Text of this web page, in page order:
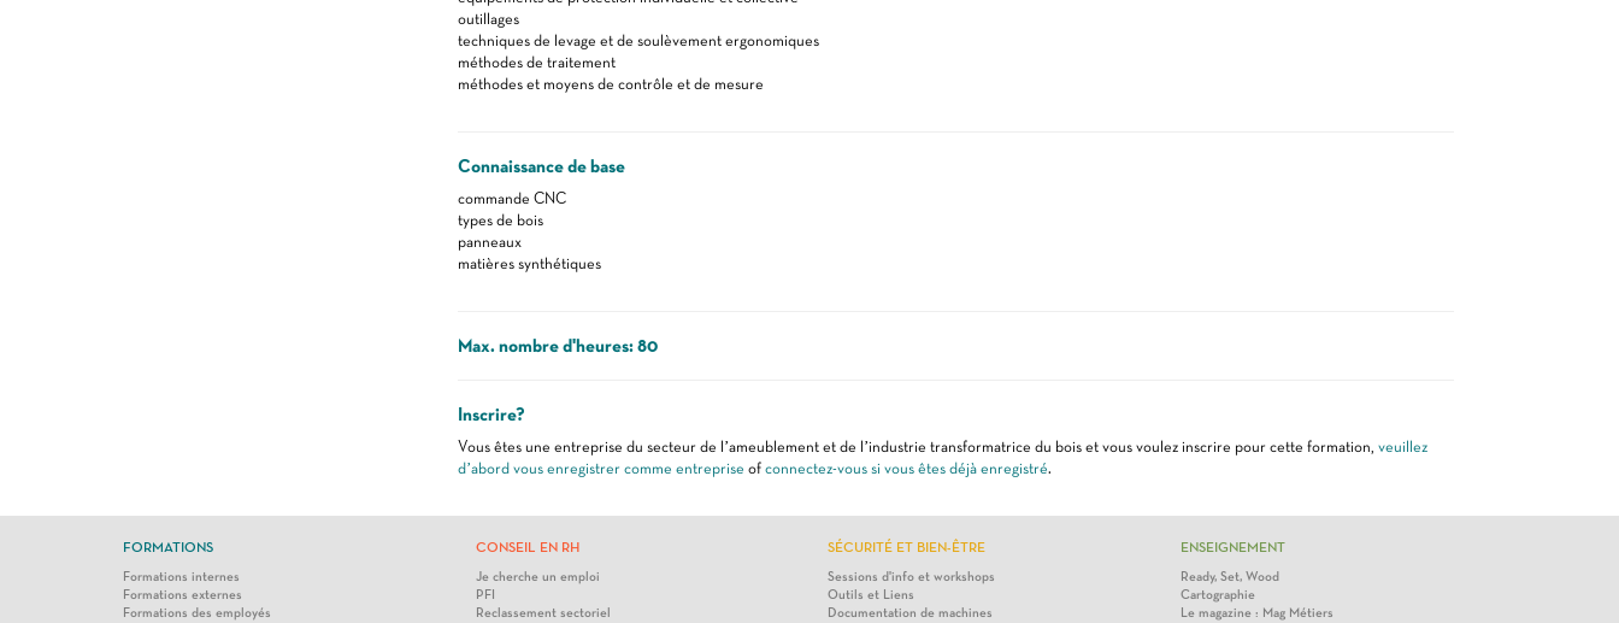
outillages
techniques de levage et de soulèvement ergonomiques
méthodes de traitement
méthodes et moyens de contrôle et de mesure
Connaissance de base
commande CNC
types de bois
panneaux
matières synthétiques
Max. nombre d'heures: 80
Inscrire?
Vous êtes une entreprise du secteur de l’ameublement et de l’industrie transformatrice du bois et vous voulez inscrire pour cette formation, veuillez
d’abord vous enregistrer comme entreprise of connectez-vous si vous êtes déjà enregistré.
FORMATIONS
Formations internes
Formations externes
Formations des employés
CONSEIL EN RH
Je cherche un emploi
PFI
Reclassement sectoriel
SÉCURITÉ ET BIEN-ÊTRE
Sessions d'info et workshops
Outils et Liens
Documentation de machines
ENSEIGNEMENT
Ready, Set, Wood
Cartographie
Le magazine : Mag Métiers